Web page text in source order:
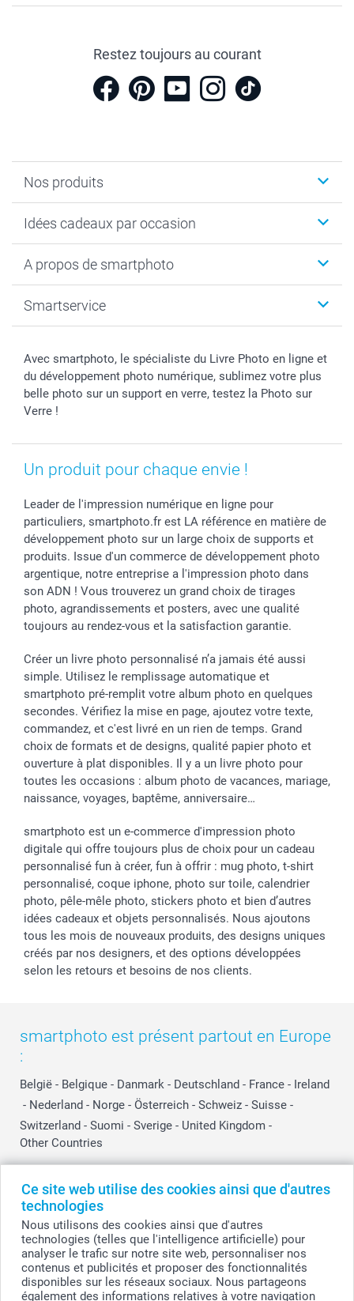
Ce site web utilise des cookies ainsi que d'autres
technologies
Nous utilisons des cookies ainsi que d'autres
technologies (telles que l'intelligence artificielle) pour
analyser le trafic sur notre site web, personnaliser nos
contenus et publicités et proposer des fonctionnalités
disponibles sur les réseaux sociaux. Nous partageons
également des informations relatives à votre navigation
Restez toujours au courant
Nos produits
Calendrier photo & Agenda photo
Tirage photo & agrandissement
Faire-part & Cartes
Coques smartphone
Stickers & Etiquettes
Cadres photo & accessoires déco
Dénicheur d'idées cadeau
Idées cadeaux par occasion
Anniversaire
Naissance & baptême
Fête des Mères
Fête des Pères
Communion
Baptême
Saint-Valentin
Vacances
A propos de smartphoto
Plan du site
Droit de rétraction
Plaintes
Vie privée
Gestion des cookies
Investisseurs
Smartservice
Aide
smartbonus
smartfriends
Livraison
Statut de ma commande
Avec smartphoto, le spécialiste du Livre Photo en ligne et
du développement photo numérique, sublimez votre plus
belle photo sur un support en verre, testez la Photo sur
Verre !
Un produit pour chaque envie !
Leader de l'impression numérique en ligne pour
particuliers, smartphoto.fr est LA référence en matière de
développement photo sur un large choix de supports et
produits. Issue d'un commerce de développement photo
argentique, notre entreprise a l'impression photo dans
son ADN ! Vous trouverez un grand choix de tirages
photo, agrandissements et posters, avec une qualité
toujours au rendez-vous et la satisfaction garantie.
Créer un livre photo personnalisé n’a jamais été aussi
simple. Utilisez le remplissage automatique et
smartphoto pré-remplit votre album photo en quelques
secondes. Vérifiez la mise en page, ajoutez votre texte,
commandez, et c'est livré en un rien de temps. Grand
choix de formats et de designs, qualité papier photo et
ouverture à plat disponibles. Il y a un livre photo pour
toutes les occasions : album photo de vacances, mariage,
naissance, voyages, baptême, anniversaire…
smartphoto est un e-commerce d'impression photo
digitale qui offre toujours plus de choix pour un cadeau
personnalisé fun à créer, fun à offrir : mug photo, t-shirt
personnalisé, coque iphone, photo sur toile, calendrier
photo, pêle-mêle photo, stickers photo et bien d’autres
idées cadeaux et objets personnalisés. Nous ajoutons
tous les mois de nouveaux produits, des designs uniques
créés par nos designers, et des options développées
selon les retours et besoins de nos clients.
smartphoto est présent partout en Europe
:
België - Belgique - Danmark - Deutschland - France - Ireland
- Nederland - Norge - Österreich - Schweiz - Suisse -
Switzerland - Suomi - Sverige - United Kingdom -
Other Countries
© smartphoto group. Tous droits réservés
smartphoto group SA.
Siège social : Kwatrechtsteenweg 160, 9230 Wetteren, Belgique
Numéro de TVA BE 0405.706.755
Tous les prix sont en EURO (€), TVA incluse et hors frais de port.